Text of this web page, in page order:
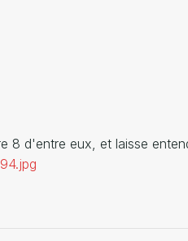
8 d'entre eux, et laisse